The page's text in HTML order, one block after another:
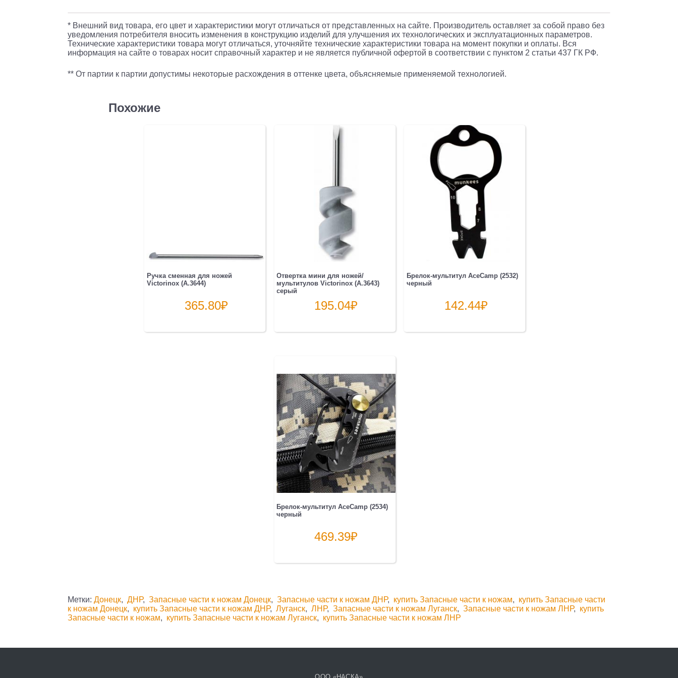
* Внешний вид товара, его цвет и характеристики могут отличаться от представленных на сайте. Производитель оставляет за собой право без
уведомления потребителя вносить изменения в конструкцию изделий для улучшения их технологических и эксплуатационных параметров.
Технические характеристики товара могут отличаться, уточняйте технические характеристики товара на момент покупки и оплаты. Вся
информация на сайте о товарах носит справочный характер и не является публичной офертой в соответствии с пунктом 2 статьи 437 ГК РФ.
** От партии к партии допустимы некоторые расхождения в оттенке цвета, объясняемые применяемой технологией.
Похожие
Ручка сменная для ножей
Victorinox (A.3644)
365.80₽
Отвертка мини для ножей/
мультитулов Victorinox (A.3643)
серый
195.04₽
Брелок-мультитул AceCamp (2532)
черный
142.44₽
Брелок-мультитул AceCamp (2534)
черный
469.39₽
Метки:Донецк,ДНР,Запасные части к ножам Донецк,Запасные части к ножам ДНР, купить Запасные части к ножам, купить Запасные части
к ножам Донецк, купить Запасные части к ножам ДНР,Луганск,ЛНР,Запасные части к ножам Луганск,Запасные части к ножам ЛНР, купить
Запасные части к ножам, купить Запасные части к ножам Луганск, купить Запасные части к ножам ЛНР